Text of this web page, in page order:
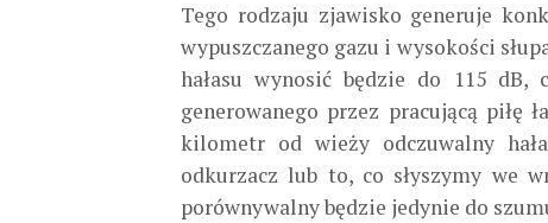
Tego rodzaju zjawisko generuje
wypuszczanego gazu i wysokości
hałasu wynosić będzie do 115
generowanego przez pracującą piłę
kilometr od wieży odczuwalny
odkurzacz lub to, co słyszymy we
porównywalny będzie jedynie do